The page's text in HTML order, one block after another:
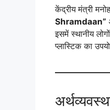
केंद्रीय मंत्री
Shramdaan”
इसमें स्थानीय
प्लास्टिक का